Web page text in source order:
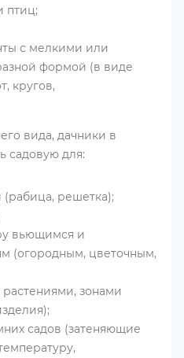
птиц;
с мелкими или
формой (в виде
кругов,
вида, дачники в
садовую для:
решетка);
вьющимся и
(огородным, цветочным,
растениями, зонами
садов (затеняющие